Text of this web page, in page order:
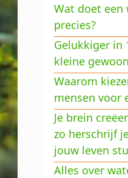
Wat doet
precies?
Gelukkiger in
kleine
Waarom
mensen voor
Je brein
zo herschrijf
jouw leven
Alles over